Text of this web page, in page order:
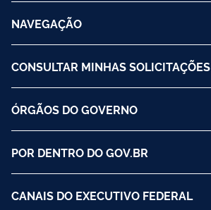
NAVEGAÇÃO
CONSULTAR MINHAS SOLICITAÇÕES
ÓRGÃOS DO GOVERNO
POR DENTRO DO GOV.BR
CANAIS DO EXECUTIVO FEDERAL